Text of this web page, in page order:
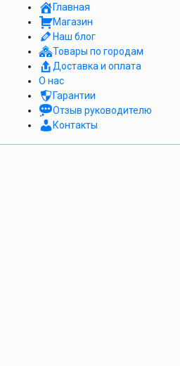
Главная
Магазин
Наш блог
Товары по городам
Доставка и оплата
О нас
Гарантии
Отзыв руководителю
Контакты